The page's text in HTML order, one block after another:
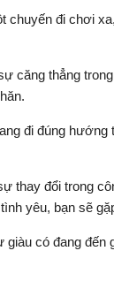
đi chơi
căng thẳng
đi đúng
thay đổi trong
yêu, bạn sẽ
có đang